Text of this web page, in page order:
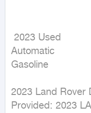
Automatic
Gasoline
2023 Land Rover
Provided: 2023